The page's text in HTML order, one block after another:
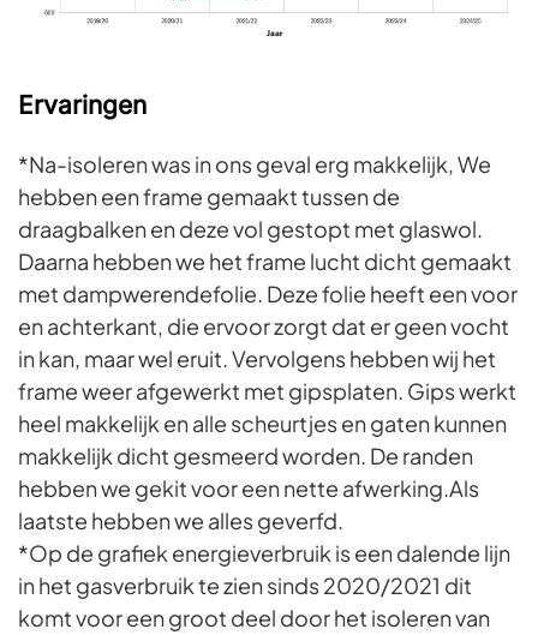
Ervaringen
*Na-isoleren was in ons geval erg makkelijk, We
hebben een frame gemaakt tussen de
draagbalken en deze vol gestopt met glaswol.
Daarna hebben we het frame lucht dicht gemaakt
met dampwerendefolie. Deze folie heeft een voor
en achterkant, die ervoor zorgt dat er geen vocht
in kan, maar wel eruit. Vervolgens hebben wij het
frame weer afgewerkt met gipsplaten. Gips werkt
heel makkelijk en alle scheurtjes en gaten kunnen
makkelijk dicht gesmeerd worden. De randen
hebben we gekit voor een nette afwerking.Als
laatste hebben we alles geverfd.
*Op de grafiek energieverbruik is een dalende lijn
in het gasverbruik te zien sinds 2020/2021 dit
komt voor een groot deel door het isoleren van